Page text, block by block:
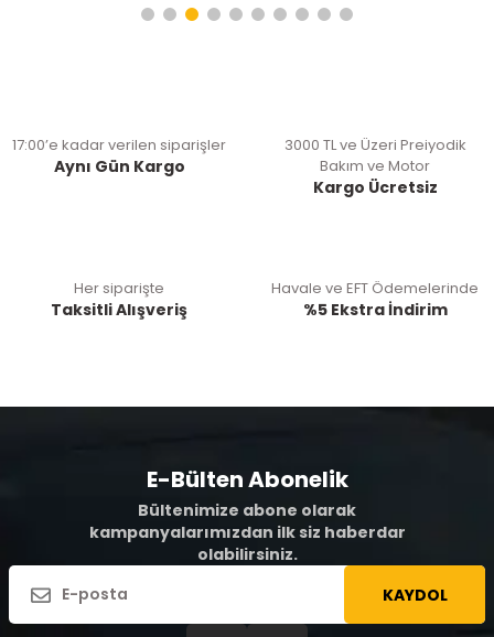
17:00’e kadar verilen siparişler
Aynı Gün Kargo
3000 TL ve Üzeri Preiyodik
Bakım ve Motor
Kargo Ücretsiz
Her siparişte
Taksitli Alışveriş
Havale ve EFT Ödemelerinde
%5 Ekstra İndirim
E-Bülten Abonelik
Bültenimize abone olarak
kampanyalarımızdan ilk siz haberdar
olabilirsiniz.
KAYDOL